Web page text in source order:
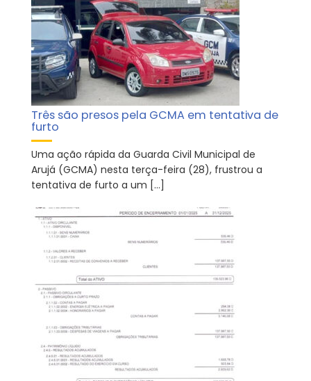
Três são presos pela GCMA em tentativa de
furto
Uma ação rápida da Guarda Civil Municipal de
Arujá (GCMA) nesta terça-feira (28), frustrou a
tentativa de furto a um […]